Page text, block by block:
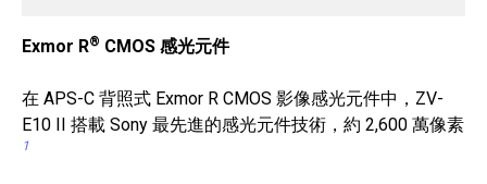
Exmor R® CMOS 感光元件
在 APS-C 背照式 Exmor R CMOS 影像感光元件中，ZV-
E10 II 搭載 Sony 最先進的感光元件技術，約 2,600 萬像素
1